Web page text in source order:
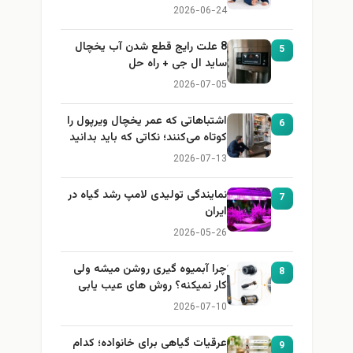
باید بداند)
2026-06-24
5
8 علت رایج قطع شدن آب یخچال
ساید ال جی + راه حل
2026-07-05
6
اشتباهاتی که عمر یخچال ویرپول را
کوتاه می‌کنند؛ نکاتی که باید بدانید
2026-07-13
7
نمایندگی تولیدی لامپ رشد گیاه در
ایران
2026-05-26
8
چرا آبمیوه گیری روشن میشه ولی
کار نمیکنه؟ روش های عیب یابی
2026-07-10
9
عرقیات گیاهی برای خانواده؛ کدام